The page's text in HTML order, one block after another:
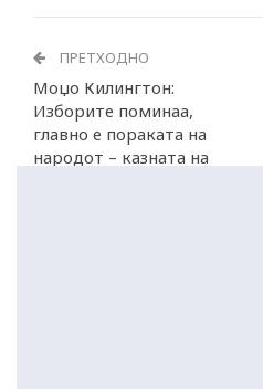
ПРЕТХОДНО
Моџо Килингтон:
Изборите поминаа,
главно е пораката на
народот – казната на